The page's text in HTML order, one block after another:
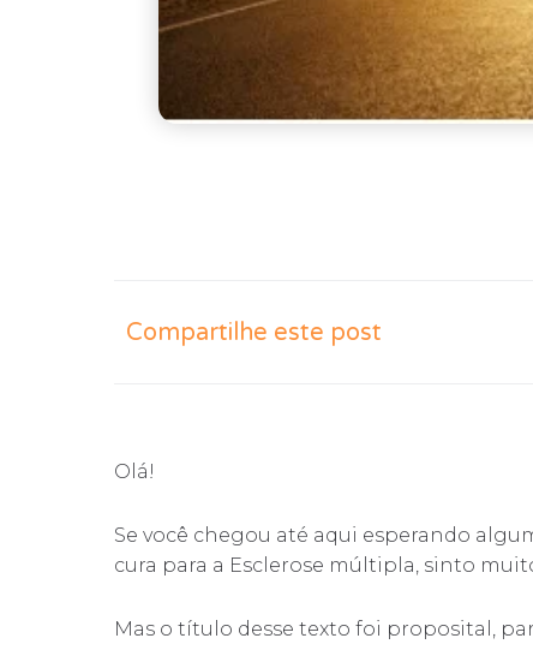
Compartilhe este post
Olá!
Se você chegou até aqui esperando
cura para a Esclerose múltipla, sinto
Mas o título desse texto foi proposital,